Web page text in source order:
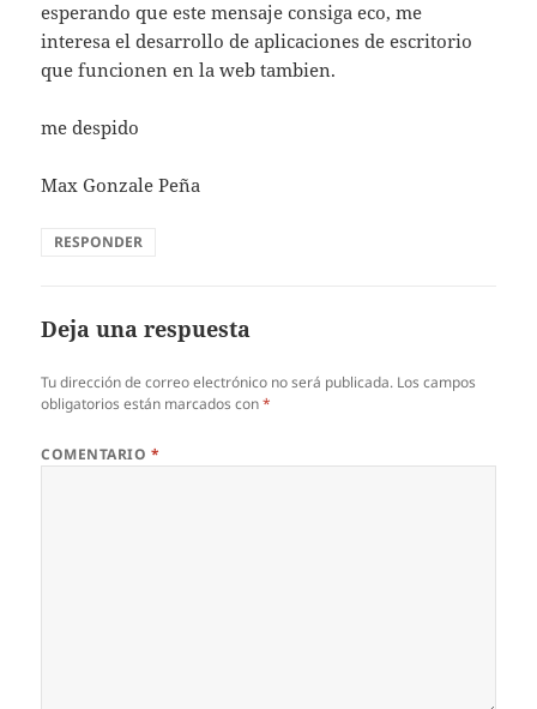
esperando que este mensaje consiga eco, me
interesa el desarrollo de aplicaciones de escritorio
que funcionen en la web tambien.
me despido
Max Gonzale Peña
RESPONDER
Deja una respuesta
Tu dirección de correo electrónico no será publicada. Los campos
obligatorios están marcados con*
COMENTARIO *